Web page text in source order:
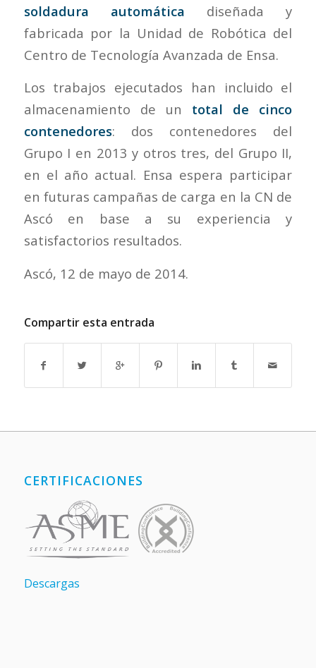
soldadura automática diseñada y
fabricada por la Unidad de Robótica del
Centro de Tecnología Avanzada de Ensa.
Los trabajos ejecutados han incluido el
almacenamiento de un total de cinco
contenedores: dos contenedores del
Grupo I en 2013 y otros tres, del Grupo II,
en el año actual. Ensa espera participar
en futuras campañas de carga en la CN de
Ascó en base a su experiencia y
satisfactorios resultados.
Ascó, 12 de mayo de 2014.
Compartir esta entrada
CERTIFICACIONES
Descargas